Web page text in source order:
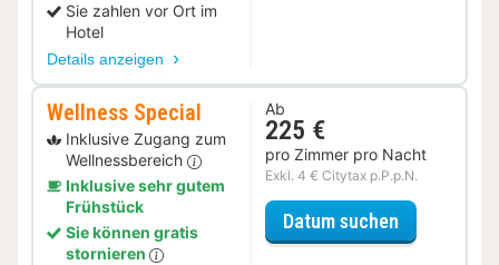
Sie zahlen vor Ort im
Hotel
Details anzeigen
Wellness Special
Inklusive Zugang zum
Wellnessbereich
Inklusive sehr gutem
Frühstück
Sie können gratis
stornieren
Ab
225 €
pro Zimmer pro Nacht
Exkl. 4 € Citytax p.P.p.N.
Datum suchen